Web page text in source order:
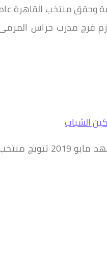
الدولية الودية لعواصم المحافظات 10 مرات سابقة وحقق منتخب القاهرة
فرج مدرب حراس
كما حقق منتخب القاهرة الميدالية الفضية و البرونزية في أكثر من مناسبة، وشهد مايو 2019